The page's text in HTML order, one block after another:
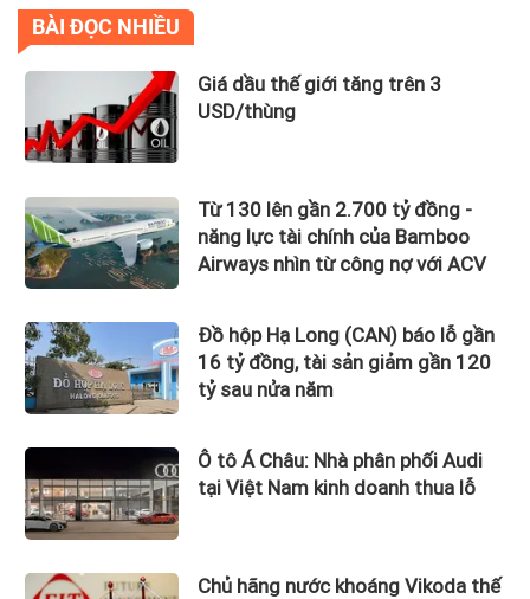
BÀI ĐỌC NHIỀU
Giá dầu thế giới tăng trên 3
USD/thùng
Từ 130 lên gần 2.700 tỷ đồng -
năng lực tài chính của Bamboo
Airways nhìn từ công nợ với ACV
Đồ hộp Hạ Long (CAN) báo lỗ gần
16 tỷ đồng, tài sản giảm gần 120
tỷ sau nửa năm
Ô tô Á Châu: Nhà phân phối Audi
tại Việt Nam kinh doanh thua lỗ
Chủ hãng nước khoáng Vikoda thế